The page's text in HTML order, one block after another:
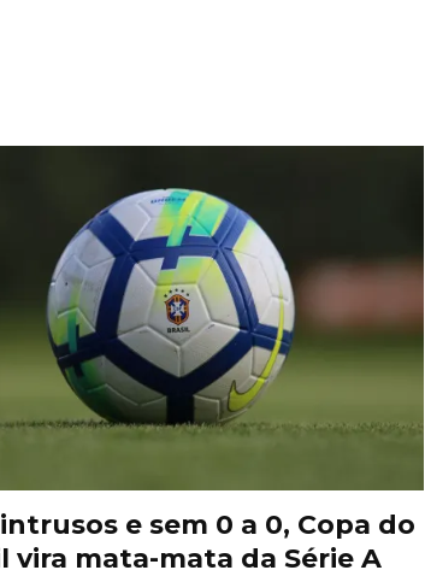
e sem 0 a 0, Copa do
vira mata-mata da Série A